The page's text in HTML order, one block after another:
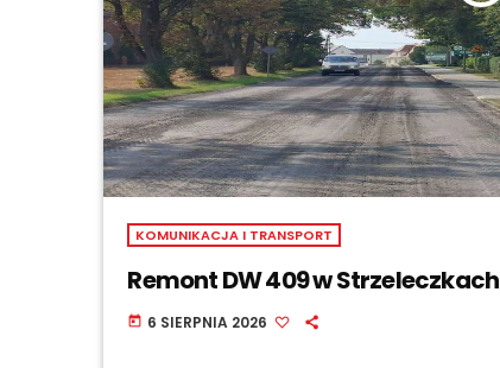
KOMUNIKACJA I TRANSPORT
Remont DW 409 w Strzeleczkach
today 6 SIERPNIA 2026